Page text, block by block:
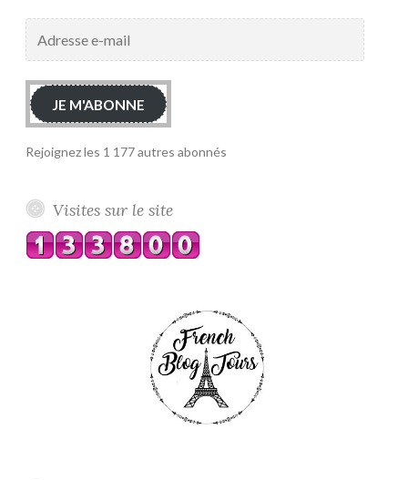
JE M'ABONNE
Rejoignez les 1 177 autres abonnés
Visites sur le site